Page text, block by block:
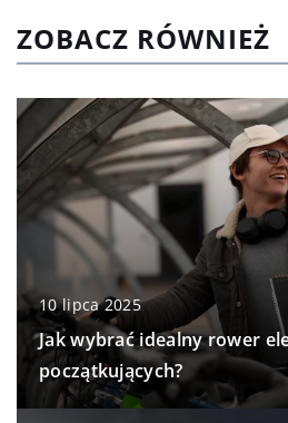
ZOBACZ RÓWNIEŻ
10 lipca 2025
Jak wybrać idealny rower
początkujących?